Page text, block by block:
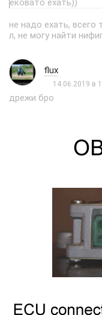
ековато ехать))
не надо ехать,
л, не могу найти
flux
14.06.2019 в
дрежи бро